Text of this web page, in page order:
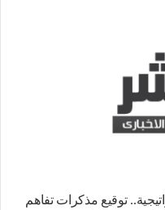
توقيع مذكرات تفاهم